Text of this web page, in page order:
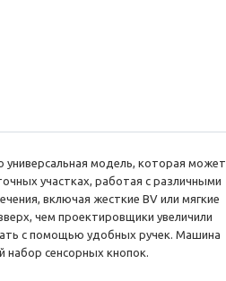
универсальная модель, которая может
участках, работая с различными
включая жесткие BV или мягкие
чем проектировщики увеличили
с помощью удобных ручек. Машина
сенсорных кнопок.